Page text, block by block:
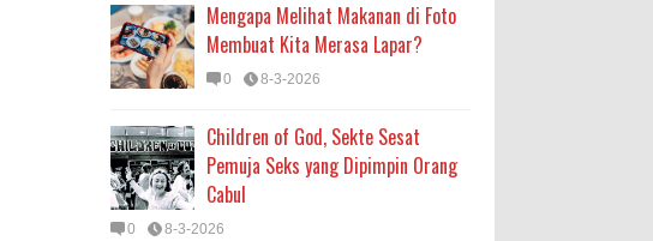
Mengapa Melihat Makanan di Foto
Membuat Kita Merasa Lapar?
0 8-3-2026
Children of God, Sekte Sesat
Pemuja Seks yang Dipimpin Orang
Cabul
0 8-3-2026